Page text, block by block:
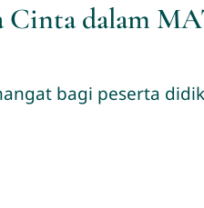
Cinta dalam
bagi peserta